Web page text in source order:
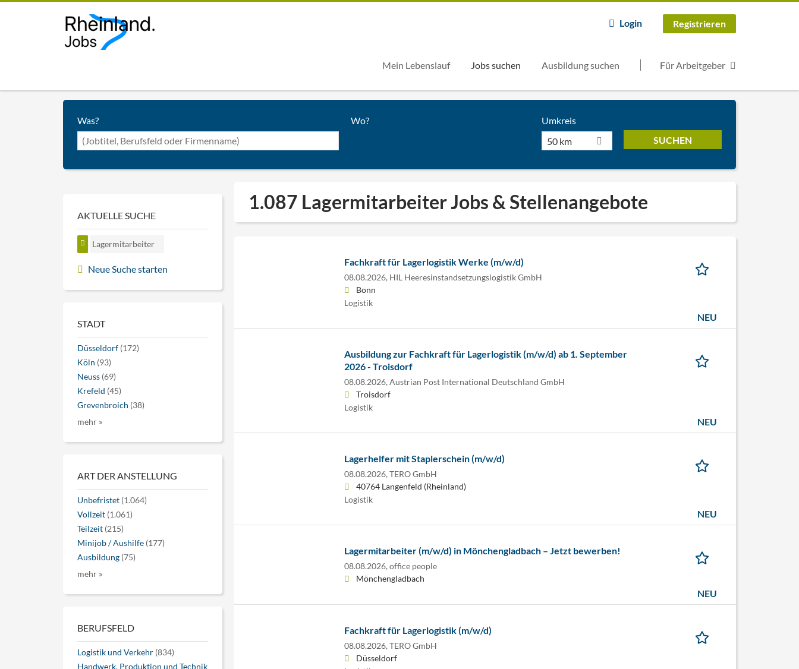
Login Registrieren
Mein Lebenslauf Jobs suchen Ausbildung suchen Für Arbeitgeber
Was? Wo?
Umkreis
50 km
1.087 Lagermitarbeiter Jobs & Stellenangebote
Fachkraft für Lagerlogistik Werke (m/w/d)
08.08.2026, HIL Heeresinstandsetzungslogistik GmbH
Bonn
Logistik
NEU
Ausbildung zur Fachkraft für Lagerlogistik (m/w/d) ab 1. September
2026 - Troisdorf
08.08.2026, Austrian Post International Deutschland GmbH
Troisdorf
Logistik
NEU
Lagerhelfer mit Staplerschein (m/w/d)
08.08.2026, TERO GmbH
40764 Langenfeld (Rheinland)
Logistik
NEU
Lagermitarbeiter (m/w/d) in Mönchengladbach – Jetzt bewerben!
08.08.2026, office people
Mönchengladbach
NEU
Fachkraft für Lagerlogistik (m/w/d)
08.08.2026, TERO GmbH
Düsseldorf
AKTUELLE SUCHE
Lagermitarbeiter
Neue Suche starten
STADT
Düsseldorf (172)
Köln (93)
Neuss (69)
Krefeld (45)
Grevenbroich (38)
mehr »
ART DER ANSTELLUNG
Unbefristet (1.064)
Vollzeit (1.061)
Teilzeit (215)
Minijob / Aushilfe (177)
Ausbildung (75)
mehr »
BERUFSFELD
Logistik und Verkehr (834)
Handwerk, Produktion und Technik